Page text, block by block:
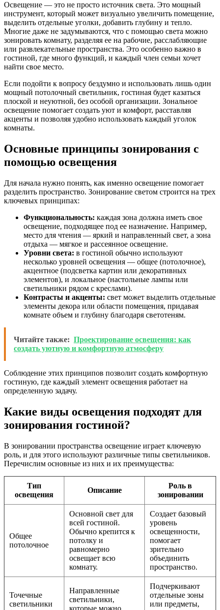
Освещение — это не просто источник света. Это мощный
инструмент, который может визуально увеличить помещение,
выделить отдельные уголки, добавить глубину и тепло.
Многие даже не задумываются, что с помощью света можно
зонировать комнату, разделяя ее на рабочие, расслабляющие
или развлекательные пространства. Это особенно важно в
гостиной, где много функций, и каждый член семьи хочет
найти свое место.
Если подойти к вопросу бездумно и использовать лишь один
мощный потолочный светильник, гостиная будет казаться
плоской и неуютной, без особой организации. Зональное
освещение помогает создать уют и комфорт, расставляя
акценты и позволяя удобно использовать каждый уголок
комнаты.
Основные принципы зонирования с
помощью освещения
Для начала нужно понять, как именно освещение помогает
разделить пространство. Зонирование светом строится на трех
ключевых принципах:
Функциональность: каждая зона должна иметь свое
освещение, подходящее под ее назначение. Например,
место для чтения — яркий и направленный свет, а зона
отдыха — мягкое и рассеянное освещение.
Уровни света: в гостиной обычно используют
несколько уровней освещения — общее (потолочное),
акцентное (подсветка картин или декоративных
элементов), и локальное (настольные лампы или
светильники рядом с креслами).
Контрасты и акценты: свет может выделить отдельные
элементы декора или области помещения, придавая
комнате объем и глубину благодаря светотеням.
Читайте также: Проектирование освещения: как
создать уютную и комфортную атмосферу
Соблюдение этих принципов позволит создать комфортную
гостиную, где каждый элемент освещения работает на
определенную задачу.
Какие виды освещения подходят для
зонирования гостиной?
В зонировании пространства освещение играет ключевую
роль, и для этого используют различные типы светильников.
Перечислим основные из них и их преимущества:
Тип
освещения
Описание
Роль в
зонировании
Общее
потолочное
Основной свет для
всей гостиной.
Обычно крепится к
потолку и
равномерно
освещает всю
комнату.
Создает базовый
уровень
освещенности,
помогает
зрительно
объединить
пространство.
Точечные
светильники
Направленные
светильники,
которые можно
Подчеркивают
отдельные зоны
или предметы,